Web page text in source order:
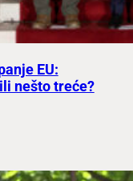
EU:
nešto treće?